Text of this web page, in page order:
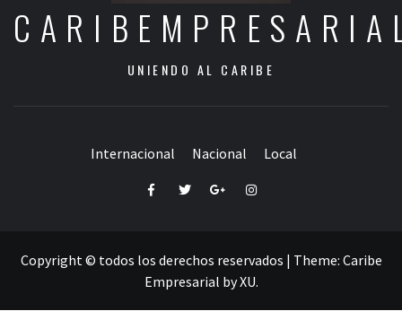
UNIENDO AL CARIBE
Internacional Nacional Local
FacebookTwitterGoogle+Instagram
Copyright © todos los derechos reservados | Theme: Caribe
Empresarial byXU.